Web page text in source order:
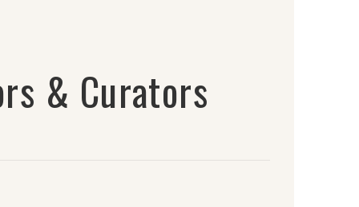
& Curators